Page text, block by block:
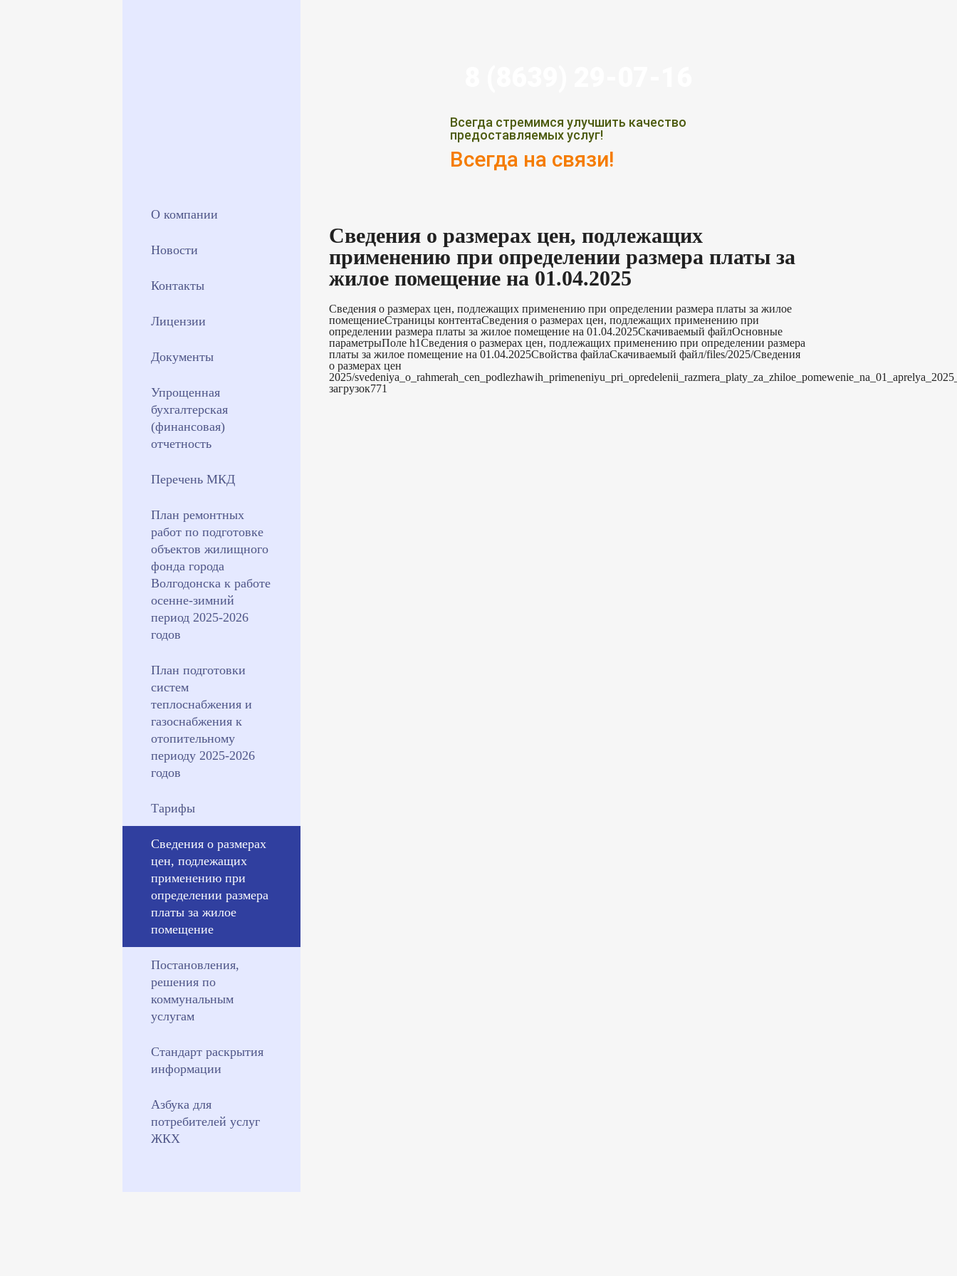
О компании
Новости
Контакты
Лицензии
Документы
Упрощенная
бухгалтерская
(финансовая)
отчетность
Перечень МКД
План ремонтных
работ по подготовке
объектов жилищного
фонда города
Волгодонска к работе
осенне-зимний
период 2025-2026
годов
План подготовки
систем
теплоснабжения и
газоснабжения к
отопительному
периоду 2025-2026
годов
Тарифы
Сведения о размерах
цен, подлежащих
применению при
определении размера
платы за жилое
помещение
Постановления,
решения по
коммунальным
услугам
Стандарт раскрытия
информации
Азбука для
потребителей услуг
ЖКХ
Всегда стремимся улучшить качество
предоставляемых услуг!
Всегда на связи!
Сведения о размерах цен, подлежащих
применению при определении размера платы за
жилое помещение на 01.04.2025
Сведения о размерах цен, подлежащих применению при определении размера платы за жилое
помещениеСтраницы контентаСведения о размерах цен, подлежащих применению при
определении размера платы за жилое помещение на 01.04.2025Скачиваемый файлОсновные
параметрыПоле h1Сведения о размерах цен, подлежащих применению при определении размера
платы за жилое помещение на 01.04.2025Свойства файлаСкачиваемый файл/files/2025/Сведения
о размерах цен
2025/
загрузок771